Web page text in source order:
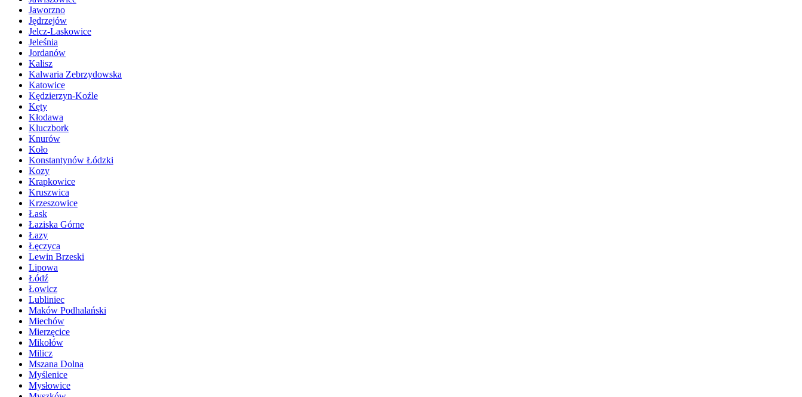
Jaworzno
Jędrzejów
Jelcz-Laskowice
Jeleśnia
Jordanów
Kalisz
Kalwaria Zebrzydowska
Katowice
Kędzierzyn-Koźle
Kęty
Kłodawa
Kluczbork
Knurów
Koło
Konstantynów Łódzki
Kozy
Krapkowice
Kruszwica
Krzeszowice
Łask
Łaziska Górne
Łazy
Łęczyca
Lewin Brzeski
Lipowa
Łódź
Łowicz
Lubliniec
Maków Podhalański
Miechów
Mierzęcice
Mikołów
Milicz
Mszana Dolna
Myślenice
Mysłowice